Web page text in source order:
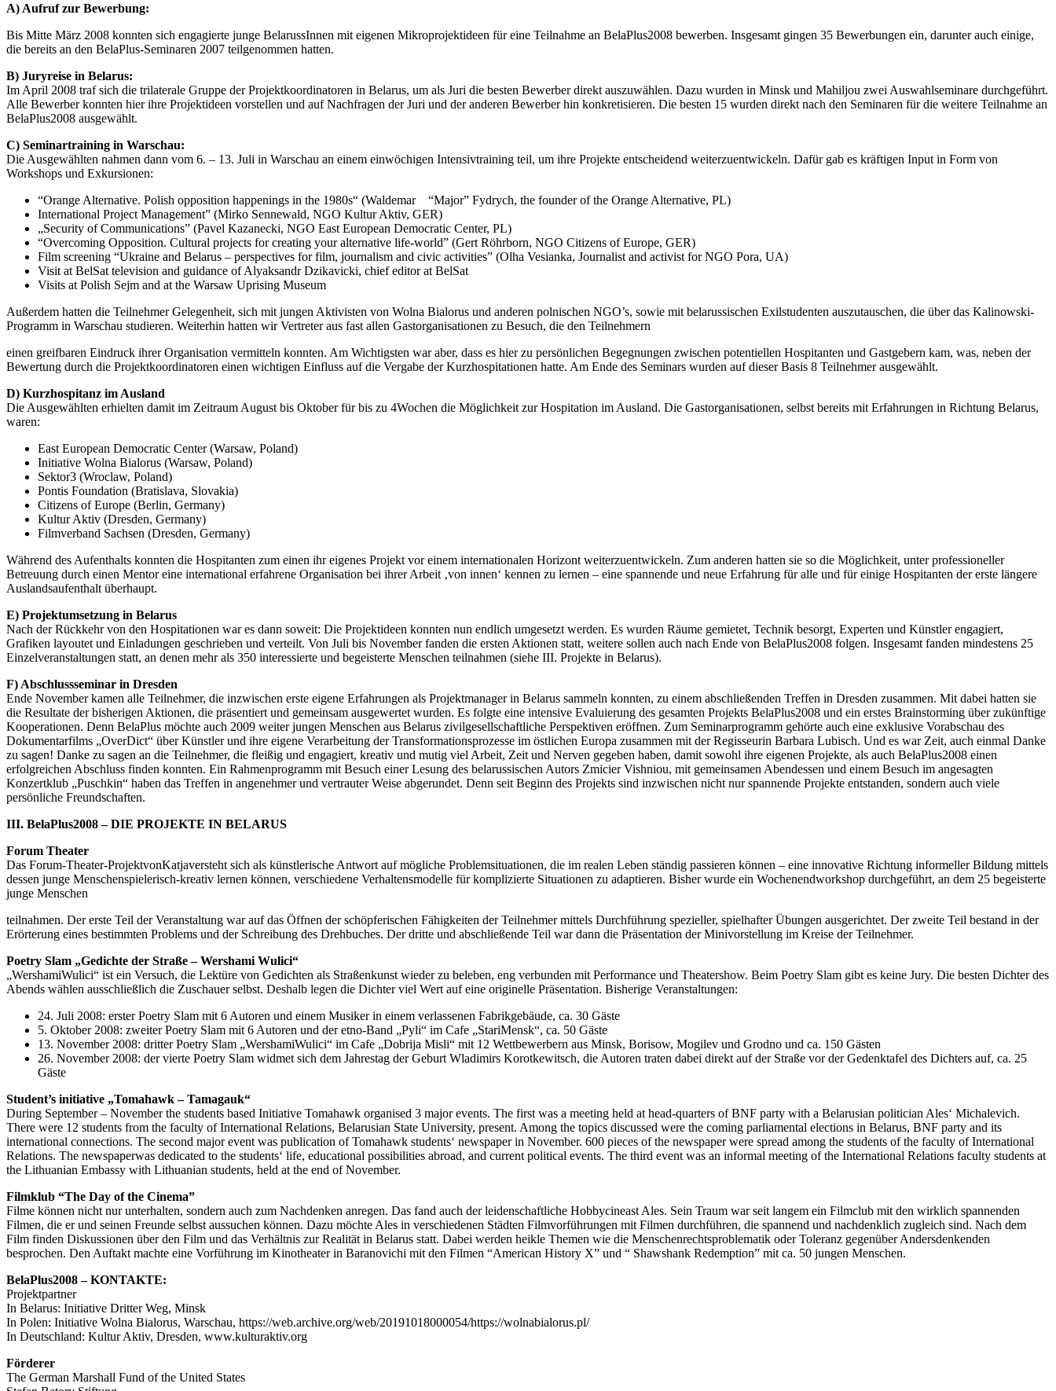
A) Aufruf zur Bewerbung:
Bis Mitte März 2008 konnten sich engagierte junge BelarussInnen mit eigenen Mikroprojektideen für eine Teilnahme an BelaPlus2008 bewerben. Insgesamt gingen 35 Bewerbungen ein, darunter auch einige,
die bereits an den BelaPlus-Seminaren 2007 teilgenommen hatten.
B) Juryreise in Belarus:
Im April 2008 traf sich die trilaterale Gruppe der Projektkoordinatoren in Belarus, um als Juri die besten Bewerber direkt auszuwählen. Dazu wurden in Minsk und Mahiljou zwei Auswahlseminare durchgeführt.
Alle Bewerber konnten hier ihre Projektideen vorstellen und auf Nachfragen der Juri und der anderen Bewerber hin konkretisieren. Die besten 15 wurden direkt nach den Seminaren für die weitere Teilnahme an
BelaPlus2008 ausgewählt.
C) Seminartraining in Warschau:
Die Ausgewählten nahmen dann vom 6. – 13. Juli in Warschau an einem einwöchigen Intensivtraining teil, um ihre Projekte entscheidend weiterzuentwickeln. Dafür gab es kräftigen Input in Form von
Workshops und Exkursionen:
“Orange Alternative. Polish opposition happenings in the 1980s“ (Waldemar “Major” Fydrych, the founder of the Orange Alternative, PL)
International Project Management” (Mirko Sennewald, NGO Kultur Aktiv, GER)
„Security of Communications” (Pavel Kazanecki, NGO East European Democratic Center, PL)
“Overcoming Opposition. Cultural projects for creating your alternative life-world” (Gert Röhrborn, NGO Citizens of Europe, GER)
Film screening “Ukraine and Belarus – perspectives for film, journalism and civic activities” (Olha Vesianka, Journalist and activist for NGO Pora, UA)
Visit at BelSat television and guidance of Alyaksandr Dzikavicki, chief editor at BelSat
Visits at Polish Sejm and at the Warsaw Uprising Museum
Außerdem hatten die Teilnehmer Gelegenheit, sich mit jungen Aktivisten von Wolna Bialorus und anderen polnischen NGO’s, sowie mit belarussischen Exilstudenten auszutauschen, die über das Kalinowski-
Programm in Warschau studieren. Weiterhin hatten wir Vertreter aus fast allen Gastorganisationen zu Besuch, die den Teilnehmern
einen greifbaren Eindruck ihrer Organisation vermitteln konnten. Am Wichtigsten war aber, dass es hier zu persönlichen Begegnungen zwischen potentiellen Hospitanten und Gastgebern kam, was, neben der
Bewertung durch die Projektkoordinatoren einen wichtigen Einfluss auf die Vergabe der Kurzhospitationen hatte. Am Ende des Seminars wurden auf dieser Basis 8 Teilnehmer ausgewählt.
D) Kurzhospitanz im Ausland
Die Ausgewählten erhielten damit im Zeitraum August bis Oktober für bis zu 4Wochen die Möglichkeit zur Hospitation im Ausland. Die Gastorganisationen, selbst bereits mit Erfahrungen in Richtung Belarus,
waren:
East European Democratic Center (Warsaw, Poland)
Initiative Wolna Bialorus (Warsaw, Poland)
Sektor3 (Wroclaw, Poland)
Pontis Foundation (Bratislava, Slovakia)
Citizens of Europe (Berlin, Germany)
Kultur Aktiv (Dresden, Germany)
Filmverband Sachsen (Dresden, Germany)
Während des Aufenthalts konnten die Hospitanten zum einen ihr eigenes Projekt vor einem internationalen Horizont weiterzuentwickeln. Zum anderen hatten sie so die Möglichkeit, unter professioneller
Betreuung durch einen Mentor eine international erfahrene Organisation bei ihrer Arbeit ‚von innen‘ kennen zu lernen – eine spannende und neue Erfahrung für alle und für einige Hospitanten der erste längere
Auslandsaufenthalt überhaupt.
E) Projektumsetzung in Belarus
Nach der Rückkehr von den Hospitationen war es dann soweit: Die Projektideen konnten nun endlich umgesetzt werden. Es wurden Räume gemietet, Technik besorgt, Experten und Künstler engagiert,
Grafiken layoutet und Einladungen geschrieben und verteilt. Von Juli bis November fanden die ersten Aktionen statt, weitere sollen auch nach Ende von BelaPlus2008 folgen. Insgesamt fanden mindestens 25
Einzelveranstaltungen statt, an denen mehr als 350 interessierte und begeisterte Menschen teilnahmen (siehe III. Projekte in Belarus).
F) Abschlussseminar in Dresden
Ende November kamen alle Teilnehmer, die inzwischen erste eigene Erfahrungen als Projektmanager in Belarus sammeln konnten, zu einem abschließenden Treffen in Dresden zusammen. Mit dabei hatten sie
die Resultate der bisherigen Aktionen, die präsentiert und gemeinsam ausgewertet wurden. Es folgte eine intensive Evaluierung des gesamten Projekts BelaPlus2008 und ein erstes Brainstorming über zukünftige
Kooperationen. Denn BelaPlus möchte auch 2009 weiter jungen Menschen aus Belarus zivilgesellschaftliche Perspektiven eröffnen. Zum Seminarprogramm gehörte auch eine exklusive Vorabschau des
Dokumentarfilms „OverDict“ über Künstler und ihre eigene Verarbeitung der Transformationsprozesse im östlichen Europa zusammen mit der Regisseurin Barbara Lubisch. Und es war Zeit, auch einmal Danke
zu sagen! Danke zu sagen an die Teilnehmer, die fleißig und engagiert, kreativ und mutig viel Arbeit, Zeit und Nerven gegeben haben, damit sowohl ihre eigenen Projekte, als auch BelaPlus2008 einen
erfolgreichen Abschluss finden konnten. Ein Rahmenprogramm mit Besuch einer Lesung des belarussischen Autors Zmicier Vishniou, mit gemeinsamen Abendessen und einem Besuch im angesagten
Konzertklub „Puschkin“ haben das Treffen in angenehmer und vertrauter Weise abgerundet. Denn seit Beginn des Projekts sind inzwischen nicht nur spannende Projekte entstanden, sondern auch viele
persönliche Freundschaften.
III. BelaPlus2008 – DIE PROJEKTE IN BELARUS
Forum Theater
Das Forum-Theater-ProjektvonKatjaversteht sich als künstlerische Antwort auf mögliche Problemsituationen, die im realen Leben ständig passieren können – eine innovative Richtung informeller Bildung mittels
dessen junge Menschenspielerisch-kreativ lernen können, verschiedene Verhaltensmodelle für komplizierte Situationen zu adaptieren. Bisher wurde ein Wochenendworkshop durchgeführt, an dem 25 begeisterte
junge Menschen
teilnahmen. Der erste Teil der Veranstaltung war auf das Öffnen der schöpferischen Fähigkeiten der Teilnehmer mittels Durchführung spezieller, spielhafter Übungen ausgerichtet. Der zweite Teil bestand in der
Erörterung eines bestimmten Problems und der Schreibung des Drehbuches. Der dritte und abschließende Teil war dann die Präsentation der Minivorstellung im Kreise der Teilnehmer.
Poetry Slam „Gedichte der Straße – Wershami Wulici“
„WershamiWulici“ ist ein Versuch, die Lektüre von Gedichten als Straßenkunst wieder zu beleben, eng verbunden mit Performance und Theatershow. Beim Poetry Slam gibt es keine Jury. Die besten Dichter des
Abends wählen ausschließlich die Zuschauer selbst. Deshalb legen die Dichter viel Wert auf eine originelle Präsentation. Bisherige Veranstaltungen:
24. Juli 2008: erster Poetry Slam mit 6 Autoren und einem Musiker in einem verlassenen Fabrikgebäude, ca. 30 Gäste
5. Oktober 2008: zweiter Poetry Slam mit 6 Autoren und der etno-Band „Pyli“ im Cafe „StariMensk“, ca. 50 Gäste
13. November 2008: dritter Poetry Slam „WershamiWulici“ im Cafe „Dobrija Misli“ mit 12 Wettbewerbern aus Minsk, Borisow, Mogilev und Grodno und ca. 150 Gästen
26. November 2008: der vierte Poetry Slam widmet sich dem Jahrestag der Geburt Wladimirs Korotkewitsch, die Autoren traten dabei direkt auf der Straße vor der Gedenktafel des Dichters auf, ca. 25
Gäste
Student’s initiative „Tomahawk – Tamagauk“
During September – November the students based Initiative Tomahawk organised 3 major events. The first was a meeting held at head-quarters of BNF party with a Belarusian politician Ales‘ Michalevich.
There were 12 students from the faculty of International Relations, Belarusian State University, present. Among the topics discussed were the coming parliamental elections in Belarus, BNF party and its
international connections. The second major event was publication of Tomahawk students‘ newspaper in November. 600 pieces of the newspaper were spread among the students of the faculty of International
Relations. The newspaperwas dedicated to the students‘ life, educational possibilities abroad, and current political events. The third event was an informal meeting of the International Relations faculty students at
the Lithuanian Embassy with Lithuanian students, held at the end of November.
Filmklub “The Day of the Cinema”
Filme können nicht nur unterhalten, sondern auch zum Nachdenken anregen. Das fand auch der leidenschaftliche Hobbycineast Ales. Sein Traum war seit langem ein Filmclub mit den wirklich spannenden
Filmen, die er und seinen Freunde selbst aussuchen können. Dazu möchte Ales in verschiedenen Städten Filmvorführungen mit Filmen durchführen, die spannend und nachdenklich zugleich sind. Nach dem
Film finden Diskussionen über den Film und das Verhältnis zur Realität in Belarus statt. Dabei werden heikle Themen wie die Menschenrechtsproblematik oder Toleranz gegenüber Andersdenkenden
besprochen. Den Auftakt machte eine Vorführung im Kinotheater in Baranovichi mit den Filmen “American History X” und “ Shawshank Redemption” mit ca. 50 jungen Menschen.
BelaPlus2008 – KONTAKTE:
Projektpartner
In Belarus: Initiative Dritter Weg, Minsk
In Polen: Initiative Wolna Bialorus, Warschau, https://web.archive.org/web/20191018000054/https://wolnabialorus.pl/
In Deutschland: Kultur Aktiv, Dresden, www.kulturaktiv.org
Förderer
The German Marshall Fund of the United States